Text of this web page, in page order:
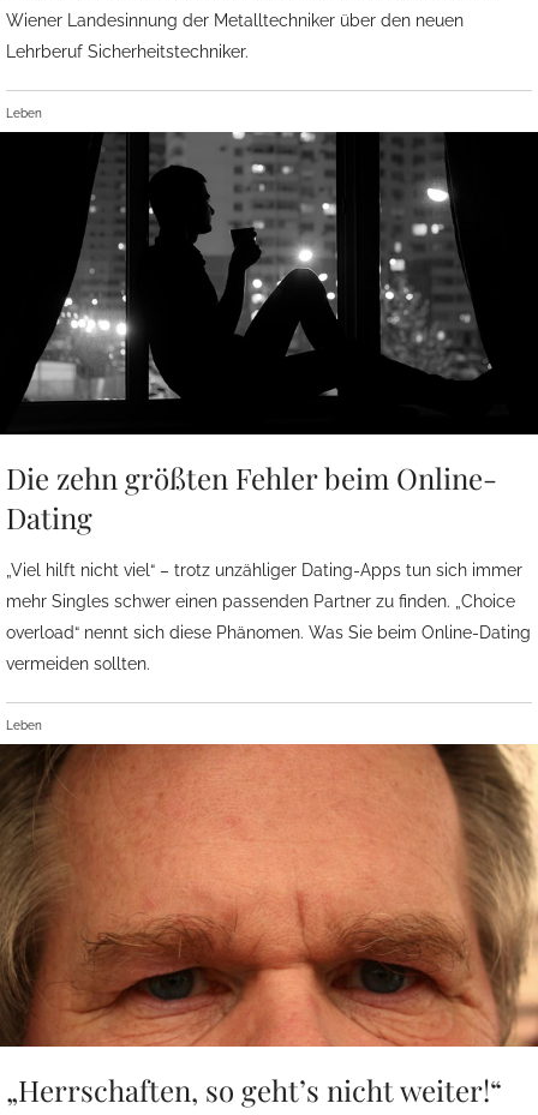
Wiener Landesinnung der Metalltechniker über den neuen
Lehrberuf Sicherheitstechniker.
Leben
Die zehn größten Fehler beim Online-
Dating
„Viel hilft nicht viel“ – trotz unzähliger Dating-Apps tun sich immer
mehr Singles schwer einen passenden Partner zu finden. „Choice
overload“ nennt sich diese Phänomen. Was Sie beim Online-Dating
vermeiden sollten.
Leben
„Herrschaften, so geht’s nicht weiter!“